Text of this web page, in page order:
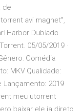
de
avi magnet",
Harbor Dublado
05/05/2019 ·
Comédia
MKV Qualidade:
Lançamento: 2019
meu utorrent